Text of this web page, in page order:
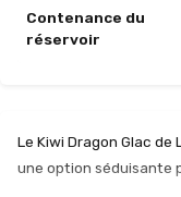
Contenance du
réservoir
Le Kiwi Dragon Glac de
une option séduisante